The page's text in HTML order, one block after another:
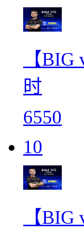
【
时
6550
10
【